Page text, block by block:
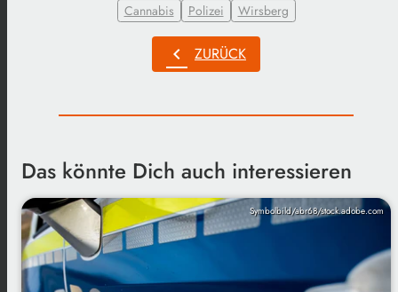
Cannabis Polizei Wirsberg
chevron_left ZURÜCK
Das könnte Dich auch interessieren
Symbolbild/abr68/stock.adobe.com